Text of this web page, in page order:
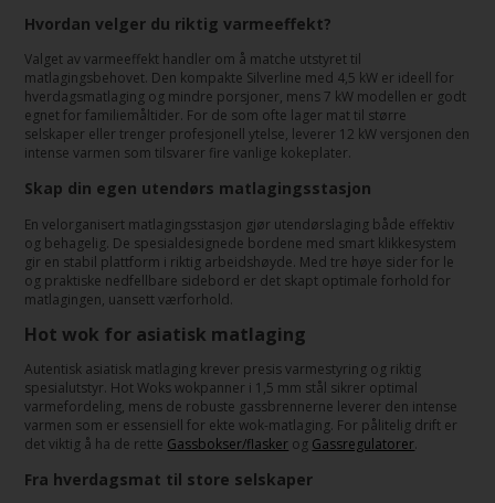
Hvordan velger du riktig varmeeffekt?
Valget av varmeeffekt handler om å matche utstyret til
matlagingsbehovet. Den kompakte Silverline med 4,5 kW er ideell for
hverdagsmatlaging og mindre porsjoner, mens 7 kW modellen er godt
egnet for familiemåltider. For de som ofte lager mat til større
selskaper eller trenger profesjonell ytelse, leverer 12 kW versjonen den
intense varmen som tilsvarer fire vanlige kokeplater.
Skap din egen utendørs matlagingsstasjon
En velorganisert matlagingsstasjon gjør utendørslaging både effektiv
og behagelig. De spesialdesignede bordene med smart klikkesystem
gir en stabil plattform i riktig arbeidshøyde. Med tre høye sider for le
og praktiske nedfellbare sidebord er det skapt optimale forhold for
matlagingen, uansett værforhold.
Hot wok for asiatisk matlaging
Autentisk asiatisk matlaging krever presis varmestyring og riktig
spesialutstyr. Hot Woks wokpanner i 1,5 mm stål sikrer optimal
varmefordeling, mens de robuste gassbrennerne leverer den intense
varmen som er essensiell for ekte wok-matlaging. For pålitelig drift er
det viktig å ha de rette Gassbokser/flasker og Gassregulatorer.
Fra hverdagsmat til store selskaper